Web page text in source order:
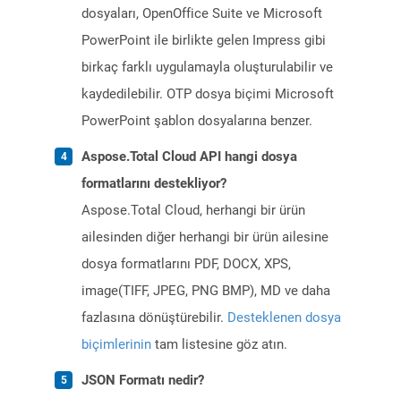
dosyaları, OpenOffice Suite ve Microsoft
PowerPoint ile birlikte gelen Impress gibi
birkaç farklı uygulamayla oluşturulabilir ve
kaydedilebilir. OTP dosya biçimi Microsoft
PowerPoint şablon dosyalarına benzer.
Aspose.Total Cloud API hangi dosya
formatlarını destekliyor?
Aspose.Total Cloud, herhangi bir ürün
ailesinden diğer herhangi bir ürün ailesine
dosya formatlarını PDF, DOCX, XPS,
image(TIFF, JPEG, PNG BMP), MD ve daha
fazlasına dönüştürebilir. Desteklenen dosya
biçimlerinin tam listesine göz atın.
JSON Formatı nedir?